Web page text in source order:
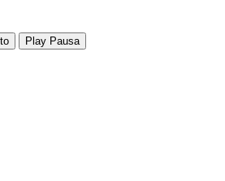
Play Pausa